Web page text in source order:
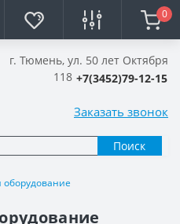
0
Поиск
г. Тюмень, ул. 50 лет Октября
118 +7(3452)79-12-15
Заказать звонок
оборудование